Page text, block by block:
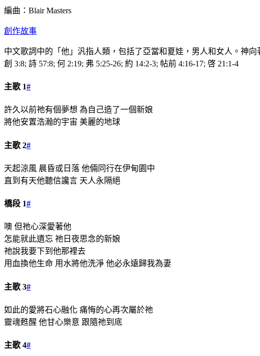
編曲：Blair Masters
創作故事
中文歌詞中的「他」汎指人類，包括了亞當和夏娃，男人和女人。神
創 3:8; 詩 57:8; 何 2:19; 弗 5:25-26; 約 14:2-3; 帖前 4:16-17; 啓 21:1-4
主歌 1#
許久以前祂有個夢想 為自己造了一個新娘
將他安置浩瀚的宇宙 美麗的地球
主歌 2#
天起涼風 晨昏或日落 他倆同行在伊甸園中
直到有天他聽信讒言 天人永隔絕
橋段 1#
噢 但祂心深愛著他
怎能就此遺忘 祂日夜思念的新娘
祂說我要下到他那裡去
用血換他生命 用水將他洗淨 他必永遠歸我為妻
主歌 3#
如此的愛將石心融化 痛悔的心再次屬於祂
靈魂甦醒 他甘心樂意 跟隨祂到底
主歌 4#